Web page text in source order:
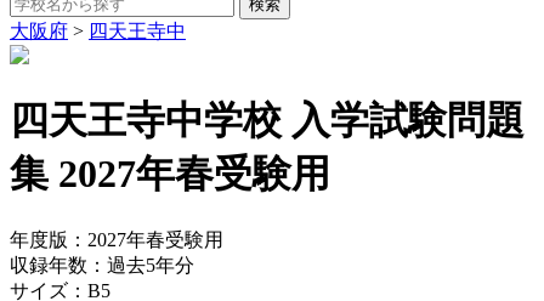
大阪府 > 四天王寺中
四天王寺中学校 入学試験問題
集 2027年春受験用
年度版： 2027年春受験用
収録年数： 過去5年分
サイズ： B5